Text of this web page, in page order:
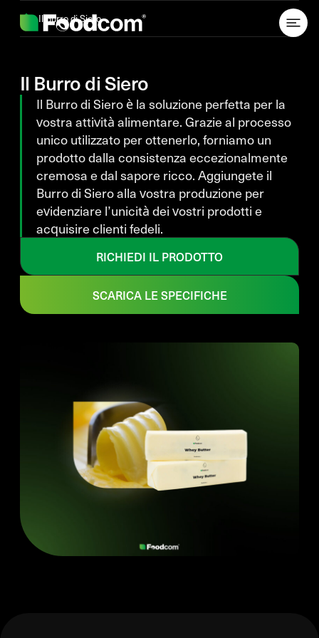
Il Burro di Siero
Il Burro di Siero
Il Burro di Siero è la soluzione perfetta per la
vostra attività alimentare. Grazie al processo
unico utilizzato per ottenerlo, forniamo un
prodotto dalla consistenza eccezionalmente
cremosa e dal sapore ricco. Aggiungete il
Burro di Siero alla vostra produzione per
evidenziare l’unicità dei vostri prodotti e
acquisire clienti fedeli.
RICHIEDI IL PRODOTTO
SCARICA LE SPECIFICHE